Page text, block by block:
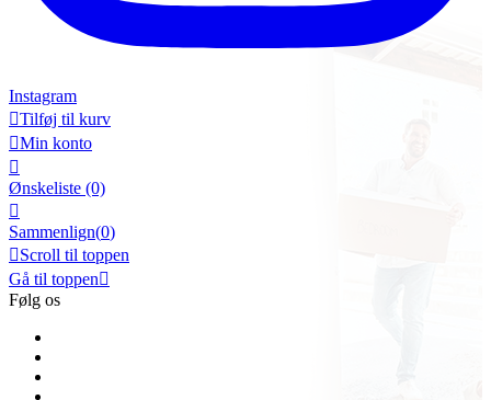
Instagram
Tilføj til kurv
Min konto

Ønskeliste (0)

Sammenlign(0)
Scroll til toppen
Gå til toppen
Følg os